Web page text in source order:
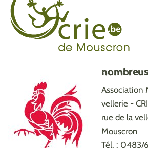
Association
vellerie -
rue de la
Mouscron
Tél. : 0483/